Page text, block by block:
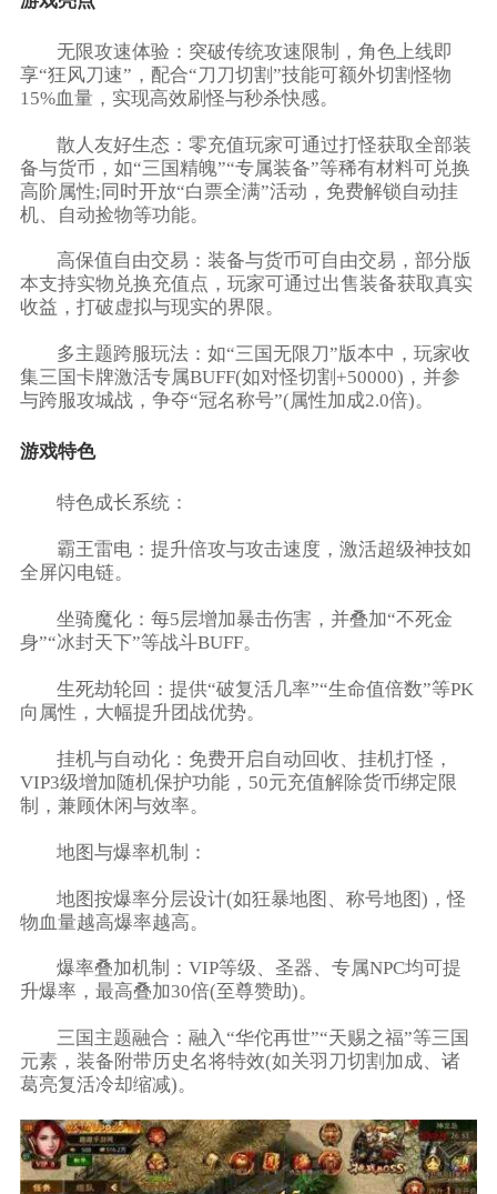
​​无限攻速体验​​：突破传统攻速限制，角色上线即
享“狂风刀速”，配合“刀刀切割”技能可额外切割怪物
15%血量，实现高效刷怪与秒杀快感。
​​散人友好生态​​：零充值玩家可通过打怪获取全部装
备与货币，如“三国精魄”“专属装备”等稀有材料可兑换
高阶属性;同时开放“白票全满”活动，免费解锁自动挂
机、自动捡物等功能。
​​高保值自由交易​​：装备与货币可自由交易，部分版
本支持实物兑换充值点，玩家可通过出售装备获取真实
收益，打破虚拟与现实的界限。
​​多主题跨服玩法​​：如“三国无限刀”版本中，玩家收
集三国卡牌激活专属BUFF(如对怪切割+50000)，并参
与跨服攻城战，争夺“冠名称号”(属性加成2.0倍)。
游戏特色
​​特色成长系统​​：
​​霸王雷电​​：提升倍攻与攻击速度，激活超级神技如
全屏闪电链。
​​坐骑魔化​​：每5层增加暴击伤害，并叠加“不死金
身”“冰封天下”等战斗BUFF。
​​生死劫轮回​​：提供“破复活几率”“生命值倍数”等PK
向属性，大幅提升团战优势。
​​挂机与自动化​​：免费开启自动回收、挂机打怪，
VIP3级增加随机保护功能，50元充值解除货币绑定限
制，兼顾休闲与效率。
​​地图与爆率机制​​：
地图按爆率分层设计(如狂暴地图、称号地图)，怪
物血量越高爆率越高。
爆率叠加机制：VIP等级、圣器、专属NPC均可提
升爆率，最高叠加30倍(至尊赞助)。
​​三国主题融合​​：融入“华佗再世”“天赐之福”等三国
元素，装备附带历史名将特效(如关羽刀切割加成、诸
葛亮复活冷却缩减)。